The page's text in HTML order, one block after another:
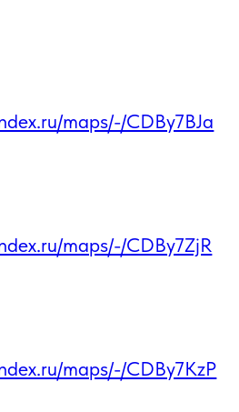
maps/-/CDBy7BJa
maps/-/CDBy7ZjR